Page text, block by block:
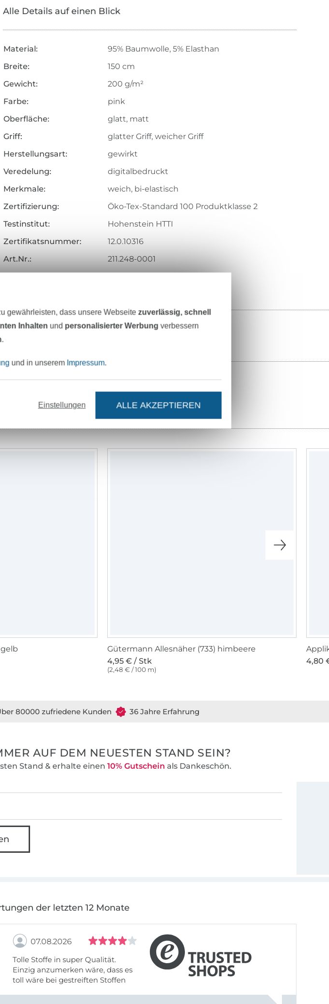
Alle Details auf einen Blick
Material:
95% Baumwolle, 5% Elasthan
Breite:
150 cm
Gewicht:
200 g/m²
Farbe:
pink
Oberfläche:
glatt, matt
Griff:
glatter Griff, weicher Griff
Herstellungsart:
gewirkt
Veredelung:
digitalbedruckt
Merkmale:
weich, bi-elastisch
Zertifizierung:
Öko-Tex-Standard 100 Produktklasse 2
Testinstitut:
Hohenstein HTTI
Zertifikatsnummer:
12.0.10316
Art.Nr.:
211.248-0001
passt dazu
Nähzubehör Schnittmuster
Gütermann Allesnäher (733) himbeere
4,95 € / Stk
(2,48 € / 100 m)
4,80
80000 zufriedene Kunden 36 Jahre Erfahrung
AUF DEM NEUESTEN STAND SEIN?
Stand & erhalte einen 10% Gutschein als Dankeschön.
der letzten 12 Monate
07.08.2026
Tolle Stoffe in super Qualität.
Einzig anzumerken wäre, dass es
toll wäre bei gestreiften Stoffen
gewährleisten, dass unsere Webseitezuverlässig, schnell
Inhalten und personalisierter Werbung verbessern
.
und in unserem Impressum.
Einstellungen ALLE AKZEPTIEREN